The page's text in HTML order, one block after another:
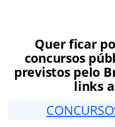
Quer ficar
concursos
previstos pelo
links